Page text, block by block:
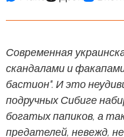
Современная
скандалами и
бастион". И это
подручных Сибиге
богатых папиков, а
предателей, невежд,